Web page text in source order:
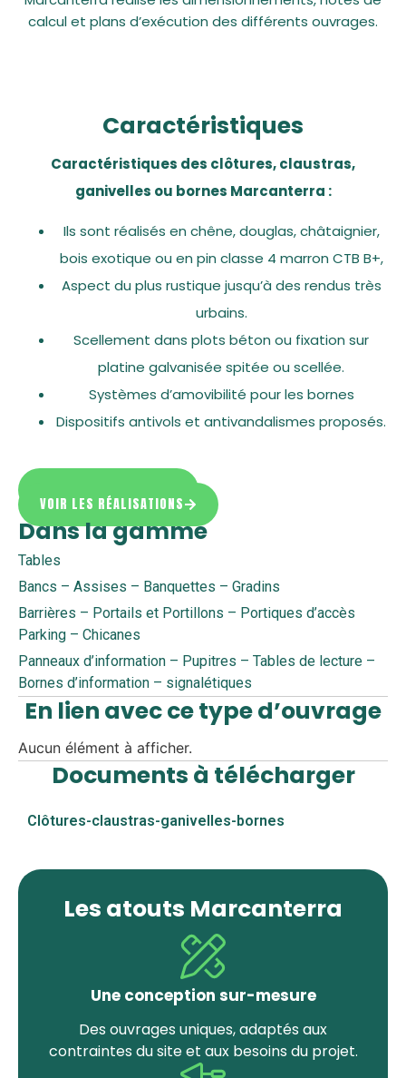
calcul et plans d’exécution des différents ouvrages.
Caractéristiques
Caractéristiques des clôtures, claustras,
ganivelles ou bornes Marcanterra :
Ils sont réalisés en chêne, douglas, châtaignier,
bois exotique ou en pin classe 4 marron CTB B+,
Aspect du plus rustique jusqu’à des rendus très
urbains.
Scellement dans plots béton ou fixation sur
platine galvanisée spitée ou scellée.
Systèmes d’amovibilité pour les bornes
Dispositifs antivols et antivandalismes proposés.
VOIR LES RÉALISATIONS
Dans la gamme
Tables
Bancs – Assises – Banquettes – Gradins
Barrières – Portails et Portillons – Portiques d’accès
Parking – Chicanes
Panneaux d’information – Pupitres – Tables de lecture –
Bornes d’information – signalétiques
En lien avec ce type d’ouvrage
Aucun élément à afficher.
Documents à télécharger
Clôtures-claustras-ganivelles-bornes
Les atouts Marcanterra
Une conception sur-mesure
Des ouvrages uniques, adaptés aux
contraintes du site et aux besoins du projet.